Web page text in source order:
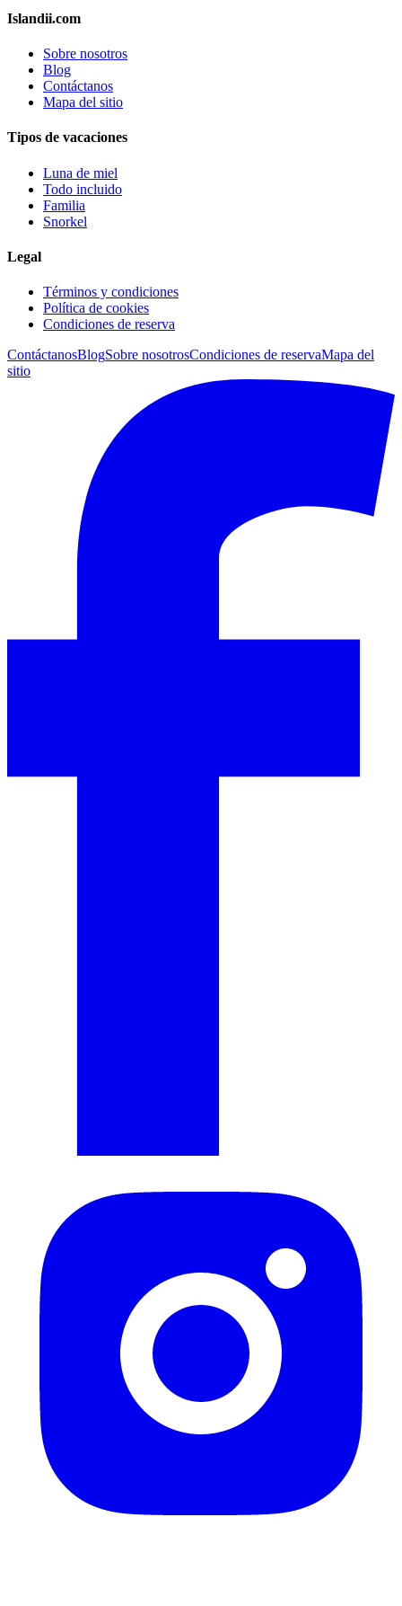
Islandii.com
Sobre nosotros
Blog
Contáctanos
Mapa del sitio
Tipos de vacaciones
Luna de miel
Todo incluido
Familia
Snorkel
Legal
Términos y condiciones
Política de cookies
Condiciones de reserva
ContáctanosBlogSobre nosotrosCondiciones de reservaMapa del
sitio